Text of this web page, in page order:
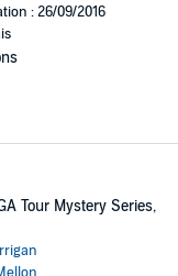
: 26/09/2016
Tour Mystery Series,